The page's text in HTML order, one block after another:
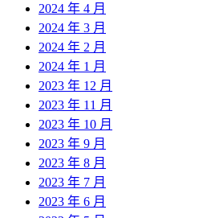
2024 年 4 月
2024 年 3 月
2024 年 2 月
2024 年 1 月
2023 年 12 月
2023 年 11 月
2023 年 10 月
2023 年 9 月
2023 年 8 月
2023 年 7 月
2023 年 6 月